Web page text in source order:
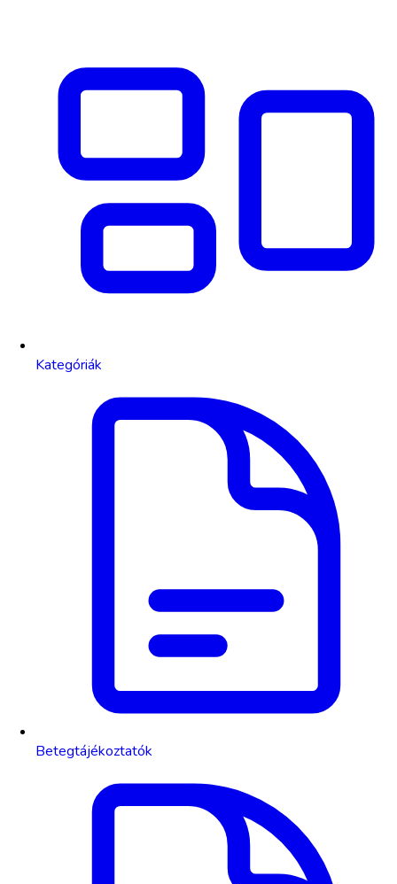
Kategóriák
Betegtájékoztatók